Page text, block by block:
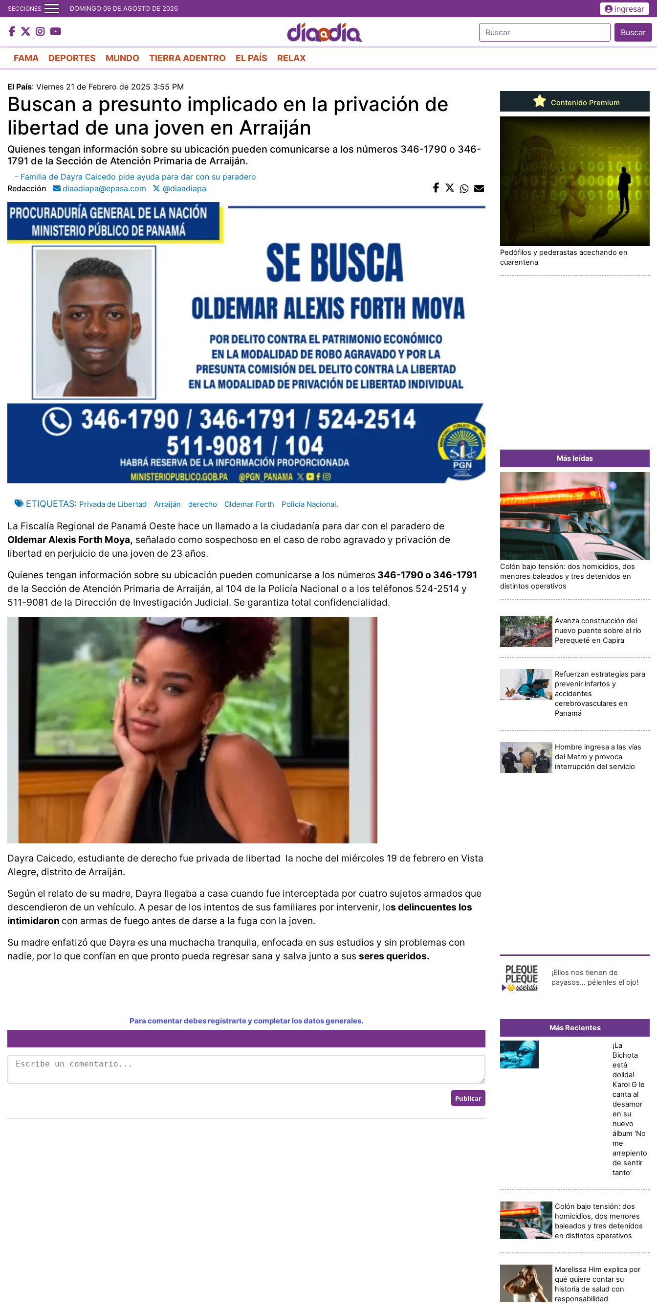
al
contenido
principal
SECCIONES DOMINGO 09 DE AGOSTO DE 2026 ingresar
Buscar
FAMA DEPORTES MUNDO TIERRA ADENTRO EL PAÍS RELAX
El País: Viernes 21 de Febrero de 2025 3:55 PM
Buscan a presunto implicado en la privación de
libertad de una joven en Arraiján
Quienes tengan información sobre su ubicación pueden comunicarse a los números 346-1790 o 346-
1791 de la Sección de Atención Primaria de Arraiján.
- Familia de Dayra Caicedo pide ayuda para dar con su paradero
Redacción
diaadiapa@epasa.com @diaadiapa
ETIQUETAS Privada de Libertad Arraiján derecho Oldemar Forth Policía Nacional.
La Fiscalía Regional de Panamá Oeste hace un llamado a la ciudadanía para dar con el paradero de
Oldemar Alexis Forth Moya, señalado como sospechoso en el caso de robo agravado y privación de
libertad en perjuicio de una joven de 23 años.
Quienes tengan información sobre su ubicación pueden comunicarse a los números 346-1790 o 346-1791
de la Sección de Atención Primaria de Arraiján, al 104 de la Policía Nacional o a los teléfonos 524-2514 y
511-9081 de la Dirección de Investigación Judicial. Se garantiza total confidencialidad.
Dayra Caicedo, estudiante de derecho fue privada de libertad la noche del miércoles 19 de febrero en Vista
Alegre, distrito de Arraiján.
Según el relato de su madre, Dayra llegaba a casa cuando fue interceptada por cuatro sujetos armados que
descendieron de un vehículo. A pesar de los intentos de sus familiares por intervenir, los delincuentes los
intimidaron con armas de fuego antes de darse a la fuga con la joven.
Su madre enfatizó que Dayra es una muchacha tranquila, enfocada en sus estudios y sin problemas con
nadie, por lo que confían en que pronto pueda regresar sana y salva junto a sus seres queridos.
Para comentar debes registrarte y completar los datos generales.
Contenido Premium
Pedófilos y pederastas acechando en
cuarentena
Más leídas
Colón bajo tensión: dos homicidios, dos
menores baleados y tres detenidos en
distintos operativos
Avanza construcción del
nuevo puente sobre el río
Perequeté en Capira
Refuerzan estrategias para
prevenir infartos y
accidentes
cerebrovasculares en
Panamá
Hombre ingresa a las vías
del Metro y provoca
interrupción del servicio
¡Ellos nos tienen de
payasos… pélenles el ojo!
Más Recientes
¡La
Bichota
está
dolida!
Karol G le
canta al
desamor
en su
nuevo
álbum ‘No
me
arrepiento
de sentir
tanto’
Colón bajo tensión: dos
homicidios, dos menores
baleados y tres detenidos
en distintos operativos
Marelissa Him explica por
qué quiere contar su
historia de salud con
responsabilidad